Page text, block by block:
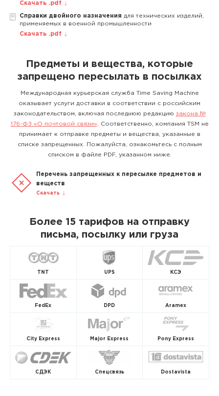
Скачать .pdf
Справки двойного назначения для технических изделий,
применяемых в военной промышленности
Скачать .pdf
Предметы и вещества, которые
запрещено пересылать в посылках
Международная курьерская служба Time Saving Machine
оказывает услуги доставки в соответствии с российским
законодательством, включая последнюю редакцию закона №
176-ФЗ «О почтовой связи» . Соответственно, компания TSM не
принимает к отправке предметы и вещества, указанные в
списке запрещенных. Пожалуйста, ознакомьтесь с полным
списком в файле PDF, указанном ниже.
Перечень запрещенных к пересылке предметов и
веществ
Скачать
Более 15 тарифов на отправку
письма, посылку или груза
TNT UPS КСЭ
FedEx DPD Aramex
City Express Major Express Pony Express
СДЭК Спецсвязь Dostavista